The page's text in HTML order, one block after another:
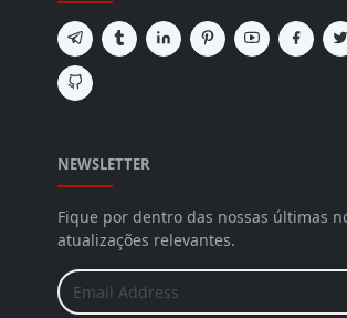
NEWSLETTER
Fique por dentro das nossas últimas
atualizações relevantes.